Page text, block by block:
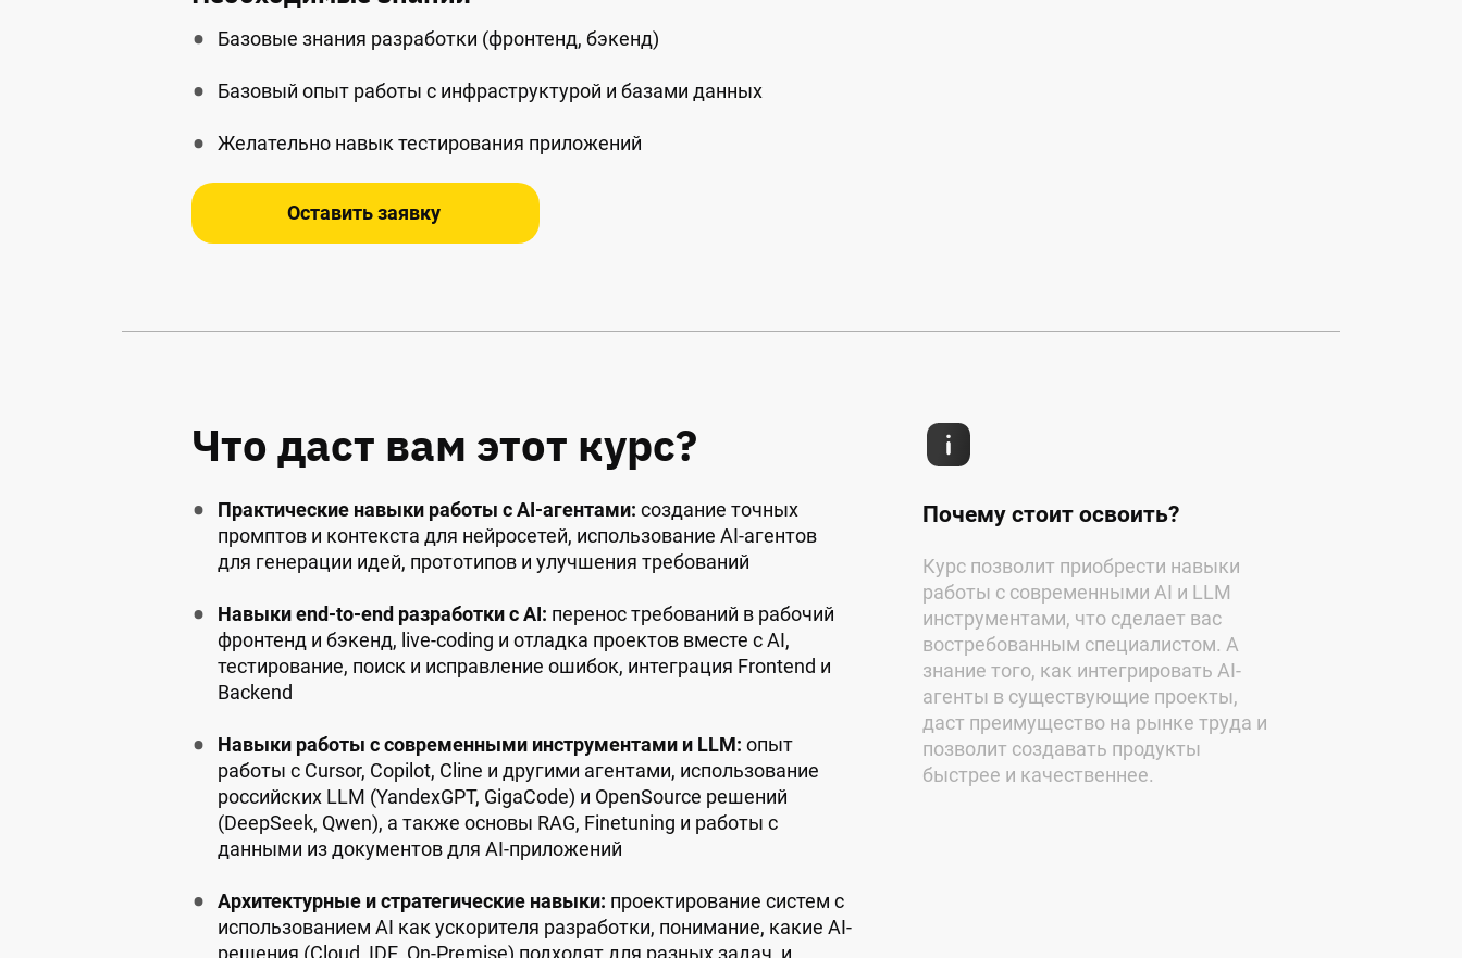
Базовые знания разработки (фронтенд, бэкенд)
Базовый опыт работы с инфраструктурой и базами данных
Желательно навык тестирования приложений
Оставить заявку
Что даст вам этот курс?
Практические навыки работы с AI-агентами: создание точных
промптов и контекста для нейросетей, использование AI-агентов
для генерации идей, прототипов и улучшения требований
Навыки end-to-end разработки с AI: перенос требований в рабочий
фронтенд и бэкенд, live-coding и отладка проектов вместе с AI,
тестирование, поиск и исправление ошибок, интеграция Frontend и
Backend
Навыки работы с современными инструментами и LLM: опыт
работы с Cursor, Copilot, Cline и другими агентами, использование
российских LLM (YandexGPT, GigaCode) и OpenSource решений
(DeepSeek, Qwen), а также основы RAG, Finetuning и работы с
данными из документов для AI-приложений
Архитектурные и стратегические навыки: проектирование систем с
использованием AI как ускорителя разработки, понимание, какие AI-
решения (Cloud, IDE, On-Premise) подходят для разных задач, и
Почему стоит освоить?
Курс позволит приобрести навыки
работы с современными AI и LLM
инструментами, что сделает вас
востребованным специалистом. А
знание того, как интегрировать AI-
агенты в существующие проекты,
даст преимущество на рынке труда и
позволит создавать продукты
быстрее и качественнее.